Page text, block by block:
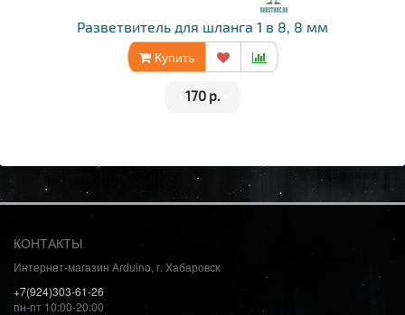
Разветвитель для шланга 1 в 8, 8 мм
Купить
170 р.
КОНТАКТЫ
Интернет-магазин Arduino, г. Хабаровск
+7(924)303-61-26
пн-пт 10:00-20:00